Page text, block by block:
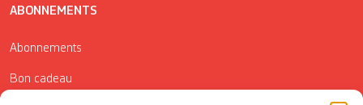
ABONNEMENTS
Abonnements
Bon cadeau